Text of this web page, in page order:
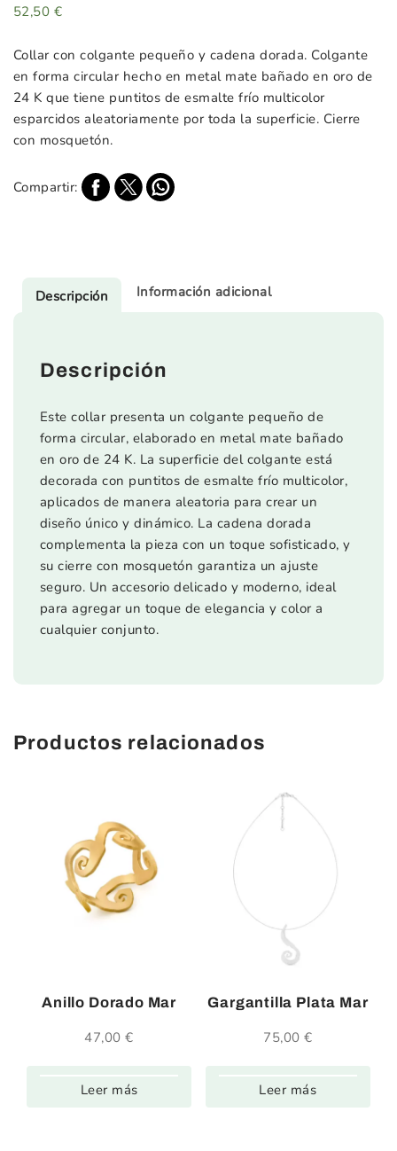
52,50 €
Collar con colgante pequeño y cadena dorada. Colgante
en forma circular hecho en metal mate bañado en oro de
24 K que tiene puntitos de esmalte frío multicolor
esparcidos aleatoriamente por toda la superficie. Cierre
con mosquetón.
Compartir:
Descripción Información adicional
Descripción
Este collar presenta un colgante pequeño de
forma circular, elaborado en metal mate bañado
en oro de 24 K. La superficie del colgante está
decorada con puntitos de esmalte frío multicolor,
aplicados de manera aleatoria para crear un
diseño único y dinámico. La cadena dorada
complementa la pieza con un toque sofisticado, y
su cierre con mosquetón garantiza un ajuste
seguro. Un accesorio delicado y moderno, ideal
para agregar un toque de elegancia y color a
cualquier conjunto.
Productos relacionados
Anillo Dorado Mar
47,00€
Leer más
Gargantilla Plata Mar
75,00€
Leer más